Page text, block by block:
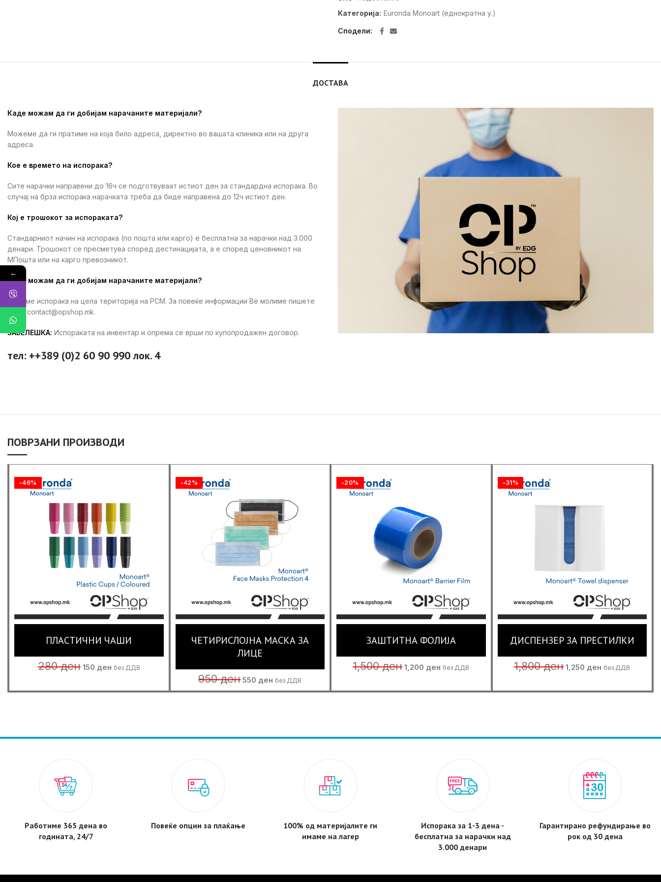
Категорија: Euronda Monoart (еднократна у.)
Сподели
ДОСТАВА
Каде можам да ги добијам нарачаните материјали?
Можеме да ги пратиме на која било адреса, директно во вашата клиника или на друга
адреса.
Кое е времето на испорака?
Сите нарачки направени до 16ч се подготвуваат истиот ден за стандардна испорака. Во
случај на брза испорака нарачката треба да биде направена до 12ч истиот ден.
Кој е трошокот за испораката?
Стандарниот начин на испорака (по пошта или карго) е бесплатна за нарачки над 3.000
денари. Трошокот се пресметува според дестинацијата, а е според ценовникот на
МПошта или на карго превозникот.
Каде можам да ги добијам нарачаните материјали?
Вршиме испорака на цела територија на РСМ. За повеќе информации Ве молиме пишете
ни на contact@opshop.mk.
ЗАБЕЛЕШКА: Испораката на инвентар и опрема се врши по купопродажен договор.
тел: ++389 (0)2 60 90 990 лок. 4
ПОВРЗАНИ ПРОИЗВОДИ
-46%
ПЛАСТИЧНИ ЧАШИ
280ден Original
price
280 ден.
150 ден
price
150 ден.
без ДДВ
-42%
ЧЕТИРИСЛОЈНА МАСКА ЗА
ЛИЦЕ
950ден Original
price
was:
550 ден
price
is:
без ДДВ
-20%
ЗАШТИТНА ФОЛИЈА
1,500денOriginal
price
1,500 ден.
1,200 ден
price
1,200 ден.
без ДДВ
-31%
ДИСПЕНЗЕР ЗА ПРЕСТИЛКИ
1,800денOriginal
price
1,800 ден.
1,250 ден
price
1,250 ден.
без ДДВ
Работиме 365 дена во
годината, 24/7
Повеќе опции за плаќање
100% од материјалите ги
имаме на лагер
Испорака за 1-3 дена -
бесплатнa за нарачки над
3.000 денари
Гарантирано рефундирање во
рок од 30 дена
←